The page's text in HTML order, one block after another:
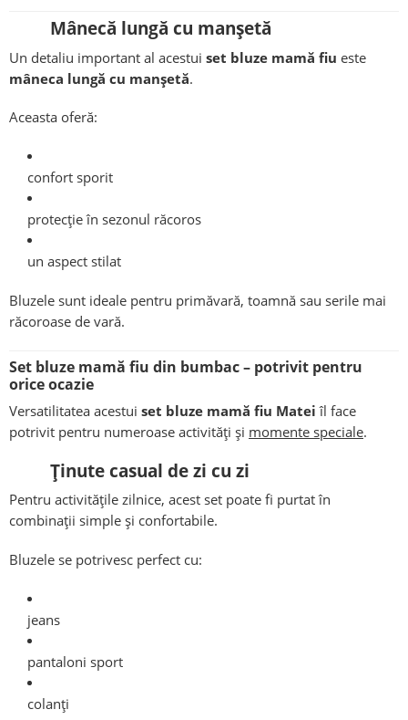
Mânecă lungă cu manșetă
Un detaliu important al acestui set bluze mamă fiu este
mâneca lungă cu manșetă.
Aceasta oferă:
confort sporit
protecție în sezonul răcoros
un aspect stilat
Bluzele sunt ideale pentru primăvară, toamnă sau serile mai
răcoroase de vară.
Set bluze mamă fiu din bumbac – potrivit pentru
orice ocazie
Versatilitatea acestui set bluze mamă fiu Matei îl face
potrivit pentru numeroase activități și momente speciale.
Ținute casual de zi cu zi
Pentru activitățile zilnice, acest set poate fi purtat în
combinații simple și confortabile.
Bluzele se potrivesc perfect cu:
jeans
pantaloni sport
colanți